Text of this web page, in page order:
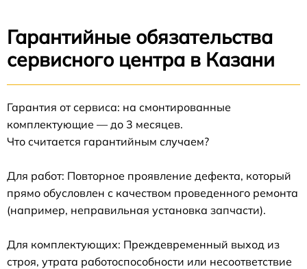
Гарантийные обязательства
сервисного центра в Казани
Гарантия от сервиса: на смонтированные
комплектующие — до 3 месяцев.
Что считается гарантийным случаем?
Для работ: Повторное проявление дефекта, который
прямо обусловлен с качеством проведенного ремонта
(например, неправильная установка запчасти).
Для комплектующих: Преждевременный выход из
строя, утрата работоспособности или несоответствие